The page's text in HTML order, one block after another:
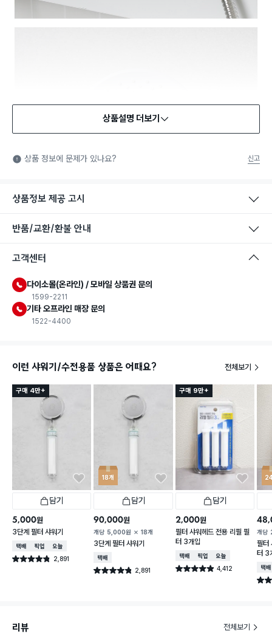
상품설명 더보기
상품 정보에 문제가 있나요? 신고
상품정보 제공 고시
반품/교환/환불 안내
고객센터
다이소몰(온라인) / 모바일 상품권 문의
1599-2211
기타 오프라인 매장 문의
1522-4400
이런 샤워기/수전용품 상품은 어때요? 전체보기
구매 4만+
담기
5,000원
3단계 필터 샤워기
택배배송매장픽업오늘배송
별점 4.8점 2,891
건 작성
18개
담기
90,000원
개당 5,000원 18개
3단계 필터 샤워기
택배배송
별점 4.8점 2,891
건 작성
구매 9만+
담기
2,000원
필터 샤워헤드 전용 리필 필
터 3개입
택배배송매장픽업오늘배송
별점 4.9점 4,412
건 작성
개당
필터
터 3
택배
별점
리뷰 전체보기